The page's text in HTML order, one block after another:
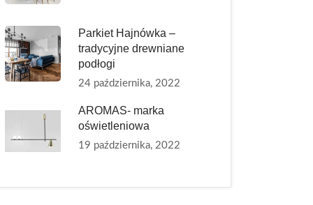
Parkiet Hajnówka –
tradycyjne drewniane
podłogi
24 października, 2022
AROMAS- marka
oświetleniowa
19 października, 2022